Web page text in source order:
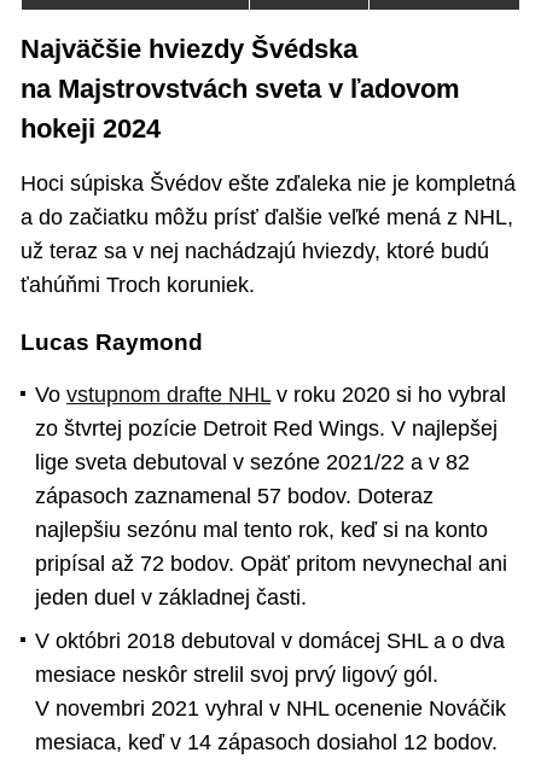
Najväčšie hviezdy Švédska
na Majstrovstvách sveta v ľadovom
hokeji 2024
Hoci súpiska Švédov ešte zďaleka nie je kompletná
a do začiatku môžu prísť ďalšie veľké mená z NHL,
už teraz sa v nej nachádzajú hviezdy, ktoré budú
ťahúňmi Troch koruniek.
Lucas Raymond
Vo vstupnom drafte NHLv roku 2020 si ho vybral
zo štvrtej pozície Detroit Red Wings. V najlepšej
lige sveta debutoval v sezóne 2021/22 a v 82
zápasoch zaznamenal 57 bodov. Doteraz
najlepšiu sezónu mal tento rok, keď si na konto
pripísal až 72 bodov. Opäť pritom nevynechal ani
jeden duel v základnej časti.
V októbri 2018 debutoval v domácej SHL a o dva
mesiace neskôr strelil svoj prvý ligový gól.
V novembri 2021 vyhral v NHL ocenenie Nováčik
mesiaca, keď v 14 zápasoch dosiahol 12 bodov.